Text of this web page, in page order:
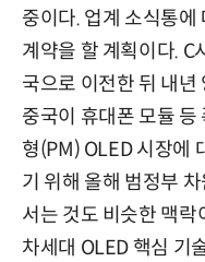
중이다. 업계 소식통에
계약을 할 계획이다. C
국으로 이전한 뒤 내
중국이 휴대폰 모듈
형(PM) OLED 시장에
기 위해 올해 범정부
서는 것도 비슷한 맥
차세대 OLED 핵심 기